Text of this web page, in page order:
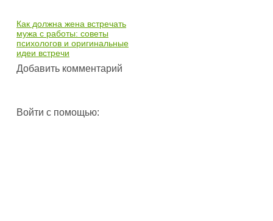
Как должна жена встречать
мужа с работы: советы
психологов и оригинальные
идеи встречи
Добавить комментарий
Войти с помощью: